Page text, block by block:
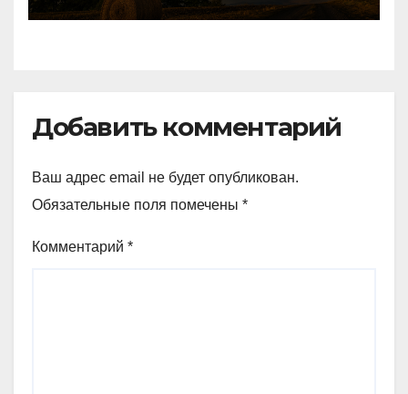
Добавить комментарий
Ваш адрес email не будет опубликован.
Обязательные поля помечены *
Комментарий *